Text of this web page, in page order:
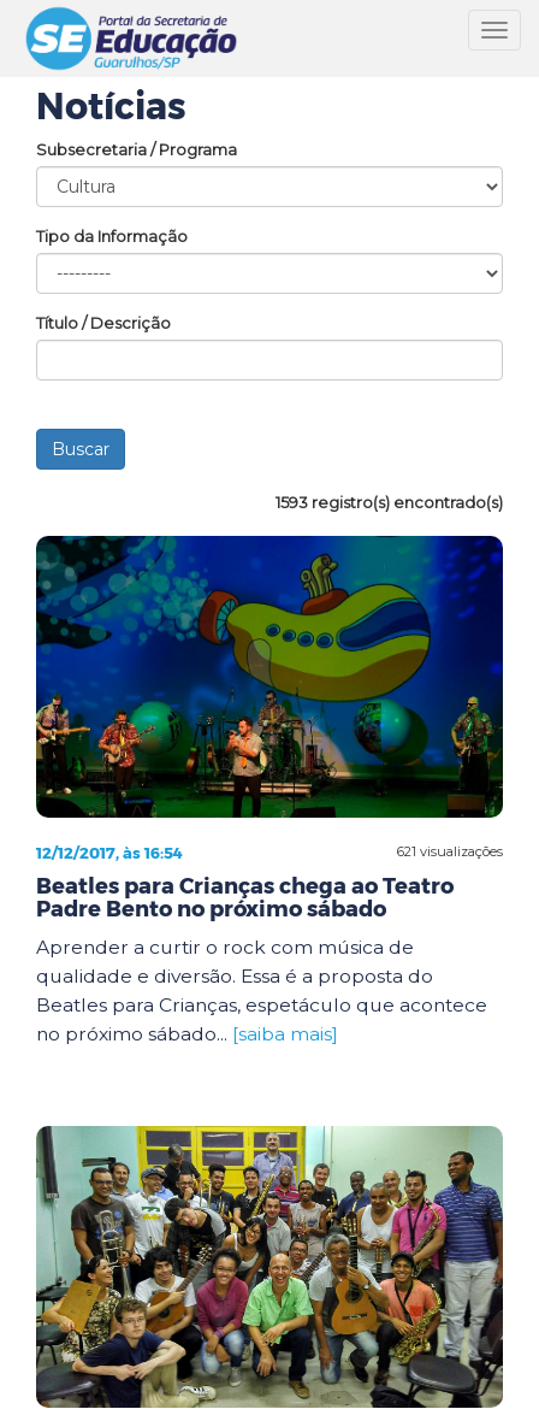
Notícias
Subsecretaria / Programa
Tipo da Informação
Título / Descrição
1593 registro(s) encontrado(s)
621 visualizações
12/12/2017, às 16:54
Beatles para Crianças chega ao Teatro
Padre Bento no próximo sábado
Aprender a curtir o rock com música de
qualidade e diversão. Essa é a proposta do
Beatles para Crianças, espetáculo que acontece
no próximo sábado... [saiba mais]